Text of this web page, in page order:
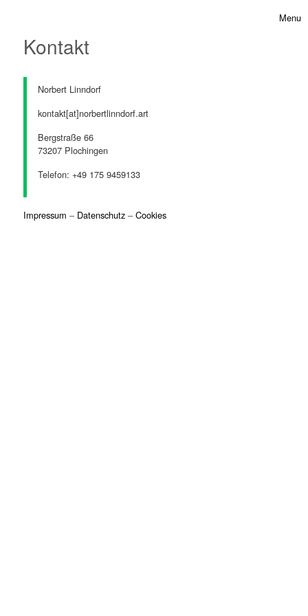
Menu
Kontakt
Norbert Linndorf
kontakt[at]norbertlinndorf.art
Bergstraße 66
73207 Plochingen
Telefon: +49 175 9459133
Impressum – Datenschutz– Cookies